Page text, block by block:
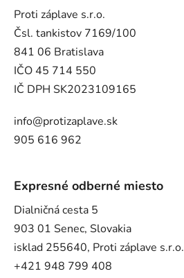
Proti záplave s.r.o.
Čsl. tankistov 7169/100
841 06 Bratislava
IČO 45 714 550
IČ DPH SK2023109165
info@protizaplave.sk
905 616 962
Expresné odberné miesto
Dialničná cesta 5
903 01 Senec, Slovakia
isklad 255640, Proti záplave s.r.o.
+421 948 799 408